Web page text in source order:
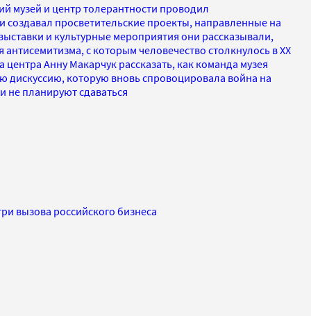
музей и центр толерантности проводил
просветительские проекты, направленные на
и культурные мероприятия они рассказывали,
с которым человечество столкнулось в ХХ
Анну Макарчук рассказать, как команда музея
дискуссию, которую вновь спровоцировала война на
не планируют сдаваться
вызова российского бизнеса